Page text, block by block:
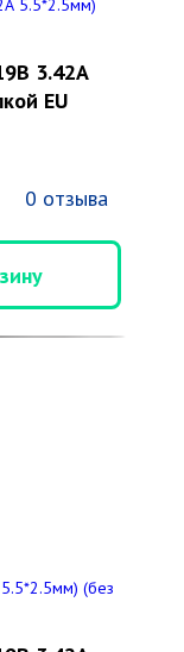
3.42А
EU
0 отзыва